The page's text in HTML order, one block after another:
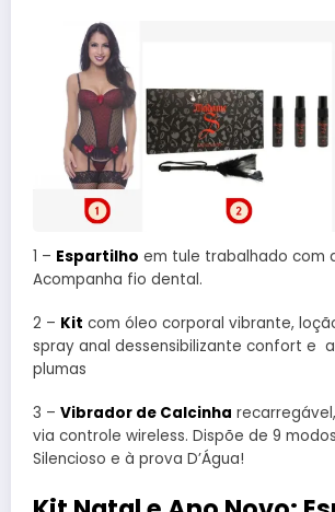
1 – Espartilho em tule trabalhado com
Acompanha fio dental.
2 – Kit com óleo corporal vibrante,
spray anal dessensibilizante confort e
plumas
3 – Vibrador de Calcinha
via controle wireless. Dispõe de 9
Silencioso e à prova D’Água!